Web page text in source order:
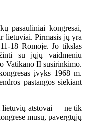
kongresai,
lietuviai. Pirmasis jų yra
18 Romoje. Jo tikslas
su jųjų vaidmeniu
Vatikano II susirinkimo.
įvyks 1968 m.
pastangos siekiant
lietuvių atstovai — ne tik
mūsų, pavergtųjų